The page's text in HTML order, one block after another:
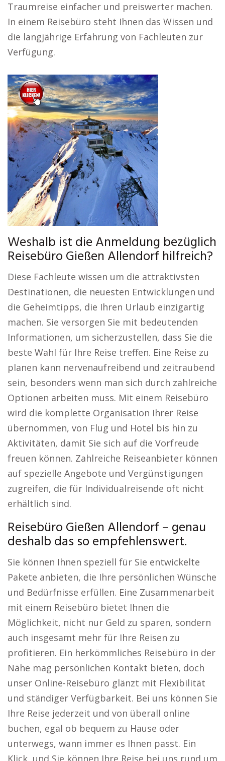
Traumreise einfacher und preiswerter machen.
In einem Reisebüro steht Ihnen das Wissen und
die langjährige Erfahrung von Fachleuten zur
Verfügung.
Weshalb ist die Anmeldung bezüglich
Reisebüro Gießen Allendorf hilfreich?
Diese Fachleute wissen um die attraktivsten
Destinationen, die neuesten Entwicklungen und
die Geheimtipps, die Ihren Urlaub einzigartig
machen. Sie versorgen Sie mit bedeutenden
Informationen, um sicherzustellen, dass Sie die
beste Wahl für Ihre Reise treffen. Eine Reise zu
planen kann nervenaufreibend und zeitraubend
sein, besonders wenn man sich durch zahlreiche
Optionen arbeiten muss. Mit einem Reisebüro
wird die komplette Organisation Ihrer Reise
übernommen, von Flug und Hotel bis hin zu
Aktivitäten, damit Sie sich auf die Vorfreude
freuen können. Zahlreiche Reiseanbieter können
auf spezielle Angebote und Vergünstigungen
zugreifen, die für Individualreisende oft nicht
erhältlich sind.
Reisebüro Gießen Allendorf – genau
deshalb das so empfehlenswert.
Sie können Ihnen speziell für Sie entwickelte
Pakete anbieten, die Ihre persönlichen Wünsche
und Bedürfnisse erfüllen. Eine Zusammenarbeit
mit einem Reisebüro bietet Ihnen die
Möglichkeit, nicht nur Geld zu sparen, sondern
auch insgesamt mehr für Ihre Reisen zu
profitieren. Ein herkömmliches Reisebüro in der
Nähe mag persönlichen Kontakt bieten, doch
unser Online-Reisebüro glänzt mit Flexibilität
und ständiger Verfügbarkeit. Bei uns können Sie
Ihre Reise jederzeit und von überall online
buchen, egal ob bequem zu Hause oder
unterwegs, wann immer es Ihnen passt. Ein
Klick, und Sie können Ihre Reise bei uns rund um